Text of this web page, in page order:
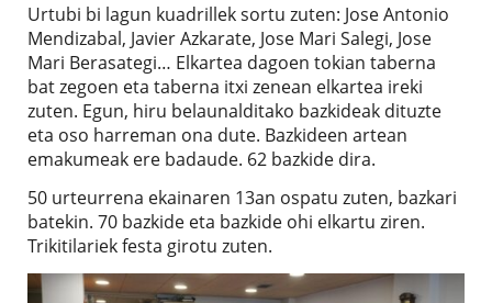
Urtubi bi lagun kuadrillek sortu zuten: Jose Antonio
Mendizabal, Javier Azkarate, Jose Mari Salegi, Jose
Mari Berasategi… Elkartea dagoen tokian taberna
bat zegoen eta taberna itxi zenean elkartea ireki
zuten. Egun, hiru belaunalditako bazkideak dituzte
eta oso harreman ona dute. Bazkideen artean
emakumeak ere badaude. 62 bazkide dira.
50 urteurrena ekainaren 13an ospatu zuten, bazkari
batekin. 70 bazkide eta bazkide ohi elkartu ziren.
Trikitilariek festa girotu zuten.